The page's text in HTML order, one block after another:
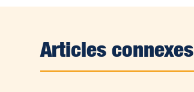
Articles connexes